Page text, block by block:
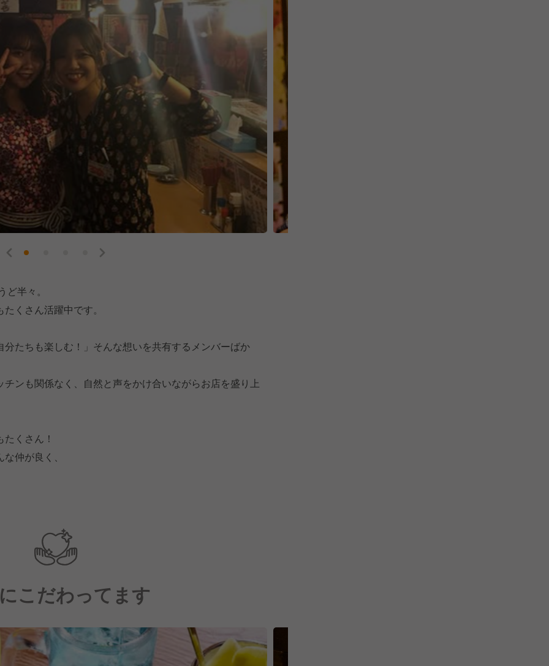
半々。
くさん活躍中です。
たちも楽しむ！」そんな想いを共有するメンバーばか
ンも関係なく、自然と声をかけ合いながらお店を盛り上
くさん！
仲が良く、
こだわってます